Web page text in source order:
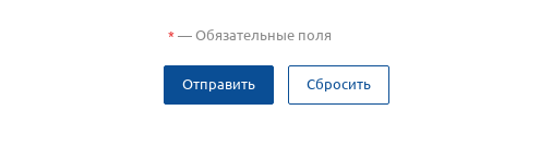
*—Обязательные поля
Отправить Сбросить